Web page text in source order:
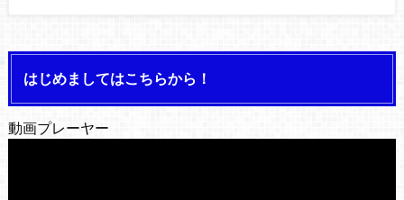
はじめましてはこちらから！
動画プレーヤー